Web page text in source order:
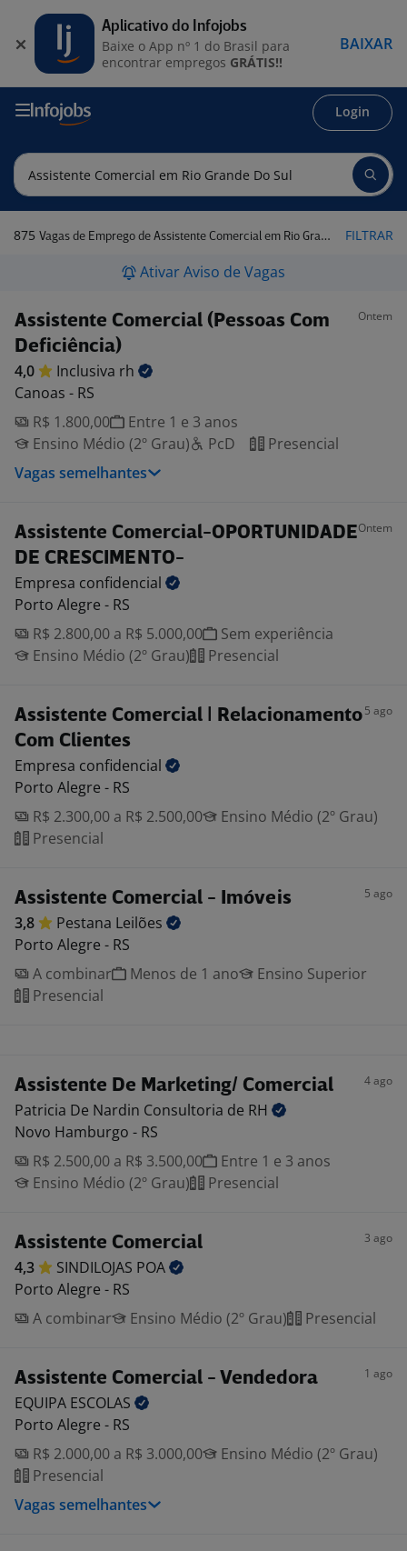
Login
875 Vagas de Emprego de Assistente Comercial em Rio Grande do Sul FILTRAR
Ativar Aviso de Vagas
Assistente Comercial (Pessoas Com
Deficiência)
Ontem
4,0 Inclusiva rh
Canoas - RS
R$ 1.800,00
Entre 1 e 3 anos
Ensino Médio (2º Grau)
PcD
Presencial
Vagas semelhantes
Assistente Comercial-OPORTUNIDADE
DE CRESCIMENTO-
Ontem
Empresa confidencial
Porto Alegre - RS
R$ 2.800,00 a R$ 5.000,00
Sem experiência
Ensino Médio (2º Grau)
Presencial
Assistente Comercial | Relacionamento
Com Clientes
5 ago
Empresa confidencial
Porto Alegre - RS
R$ 2.300,00 a R$ 2.500,00
Ensino Médio (2º Grau)
Presencial
Assistente Comercial - Imóveis 5 ago
3,8 Pestana Leilões
Porto Alegre - RS
A combinar
Menos de 1 ano
Ensino Superior
Presencial
Assistente De Marketing/ Comercial 4 ago
Patricia De Nardin Consultoria de RH
Novo Hamburgo - RS
R$ 2.500,00 a R$ 3.500,00
Entre 1 e 3 anos
Ensino Médio (2º Grau)
Presencial
Assistente Comercial 3 ago
4,3 SINDILOJAS POA
Porto Alegre - RS
A combinar
Ensino Médio (2º Grau) Presencial
Assistente Comercial - Vendedora 1 ago
EQUIPA ESCOLAS
Porto Alegre - RS
R$ 2.000,00 a R$ 3.000,00
Ensino Médio (2º Grau)
Presencial
Vagas semelhantes
Aplicativo do Infojobs
Baixe o App nº 1 do Brasil para
encontrar empregos GRÁTIS!!
BAIXAR